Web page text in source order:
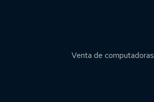
Venta de computadoras